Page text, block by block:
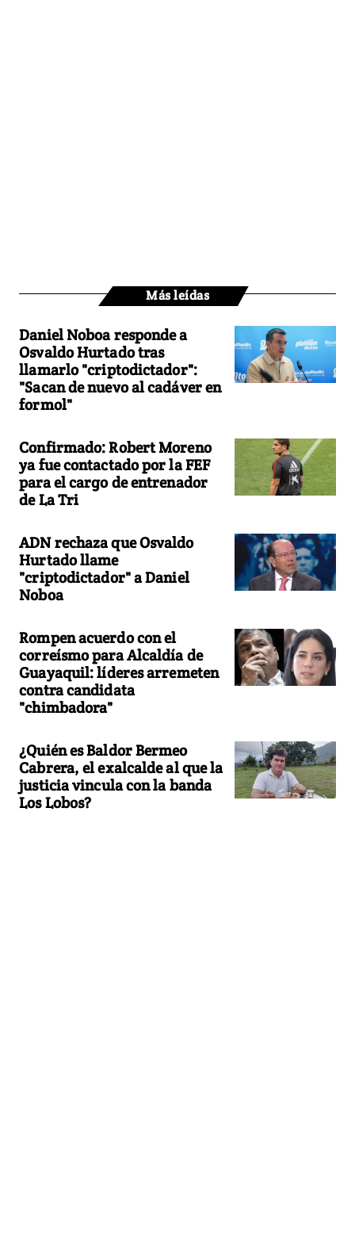
Más leídas
Daniel Noboa responde a
Osvaldo Hurtado tras
llamarlo "criptodictador":
"Sacan de nuevo al cadáver en
formol"
Confirmado: Robert Moreno
ya fue contactado por la FEF
para el cargo de entrenador
de La Tri
ADN rechaza que Osvaldo
Hurtado llame
"criptodictador" a Daniel
Noboa
Rompen acuerdo con el
correísmo para Alcaldía de
Guayaquil: líderes arremeten
contra candidata
"chimbadora"
¿Quién es Baldor Bermeo
Cabrera, el exalcalde al que la
justicia vincula con la banda
Los Lobos?